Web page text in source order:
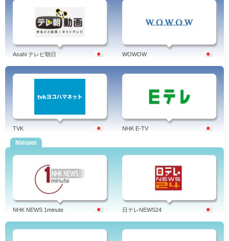
Asahi テレビ朝日 WOWOW
TVK NHK E-TV
Nieuws
NHK NEWS 1minute 日テレNEWS24